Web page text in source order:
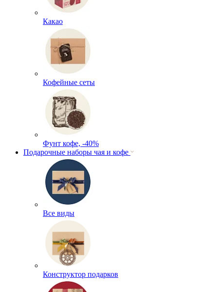
Какао
Кофейные сеты
Фунт кофе, -40%
Подарочные наборы чая и кофе
Все виды
Конструктор подарков